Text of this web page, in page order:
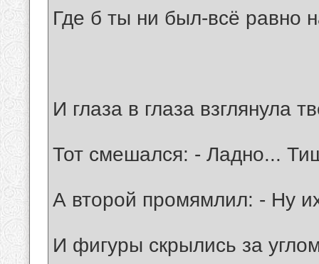
Где б ты ни был-всё равно
И глаза в глаза взглянула
Тот смешался: - Ладно...
А второй промямлил: - Ну
И фигуры скрылись за